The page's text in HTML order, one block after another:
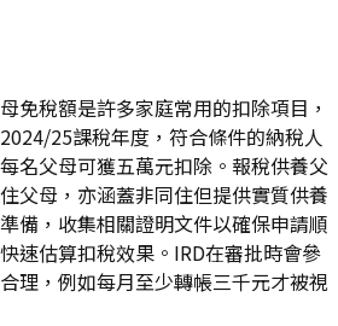
免稅額是許多家庭常用的扣除項目，
25課稅年度，符合條件的納稅人
名父母可獲五萬元扣除。報稅供養父
父母，亦涵蓋非同住但提供實質供養
備，收集相關證明文件以確保申請順
速估算扣稅效果。IRD在審批時會參
理，例如每月至少轉帳三千元才被視